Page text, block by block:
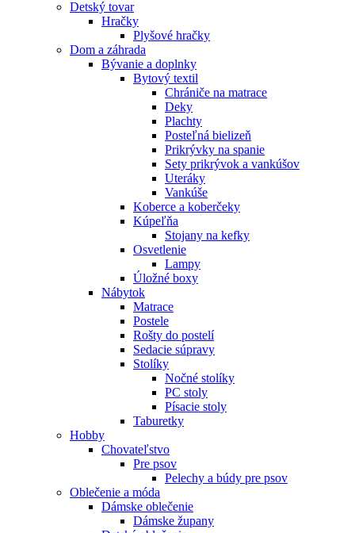
Detský tovar
Hračky
Plyšové hračky
Dom a záhrada
Bývanie a doplnky
Bytový textil
Chrániče na matrace
Deky
Plachty
Posteľná bielizeň
Prikrývky na spanie
Sety prikrývok a vankúšov
Uteráky
Vankúše
Koberce a koberčeky
Kúpeľňa
Stojany na kefky
Osvetlenie
Lampy
Úložné boxy
Nábytok
Matrace
Postele
Rošty do postelí
Sedacie súpravy
Stolíky
Nočné stolíky
PC stoly
Písacie stoly
Taburetky
Hobby
Chovateľstvo
Pre psov
Pelechy a búdy pre psov
Oblečenie a móda
Dámske oblečenie
Dámske župany